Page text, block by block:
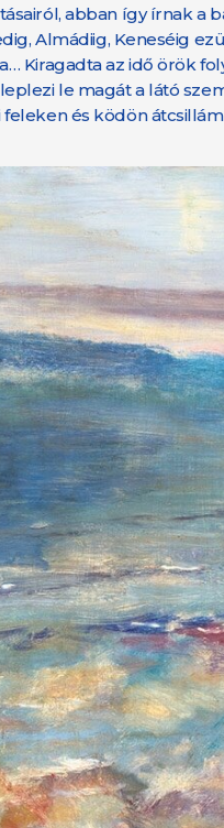
abban így írnak a
Almádiig, Keneséig
Kiragadta az idő örök
le magát a látó
és ködön